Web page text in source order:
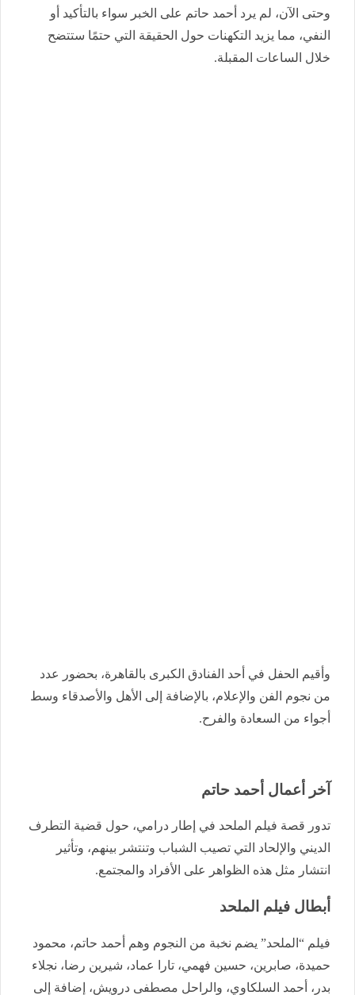
وحتى الآن، لم يرد أحمد حاتم على الخبر سواء بالتأكيد أو
النفي، مما يزيد التكهنات حول الحقيقة التي حتمًا ستتضح
خلال الساعات المقبلة.
وأقيم الحفل في أحد الفنادق الكبرى بالقاهرة، بحضور عدد
من نجوم الفن والإعلام، بالإضافة إلى الأهل والأصدقاء وسط
أجواء من السعادة والفرح.
آخر أعمال أحمد حاتم
تدور قصة فيلم الملحد في إطار درامي، حول قضية التطرف
الديني والإلحاد التي تصيب الشباب وتنتشر بينهم، وتأثير
انتشار مثل هذه الظواهر على الأفراد والمجتمع.
أبطال فيلم الملحد
فيلم “الملحد” يضم نخبة من النجوم وهم أحمد حاتم، محمود
حميدة، صابرين، حسين فهمي، تارا عماد، شيرين رضا، نجلاء
بدر، أحمد السلكاوي، والراحل مصطفى درويش، إضافة إلى